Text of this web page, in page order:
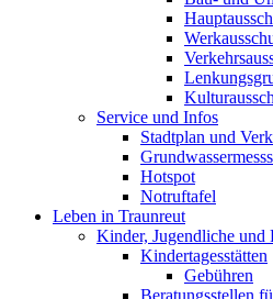
Service und Infos
Stadtplan und
Hotspot
Notruftafel
Leben in Traunreut
Kinder, Jugendliche und
Kindertagesstätten
Gebühren
Beratungsstellen